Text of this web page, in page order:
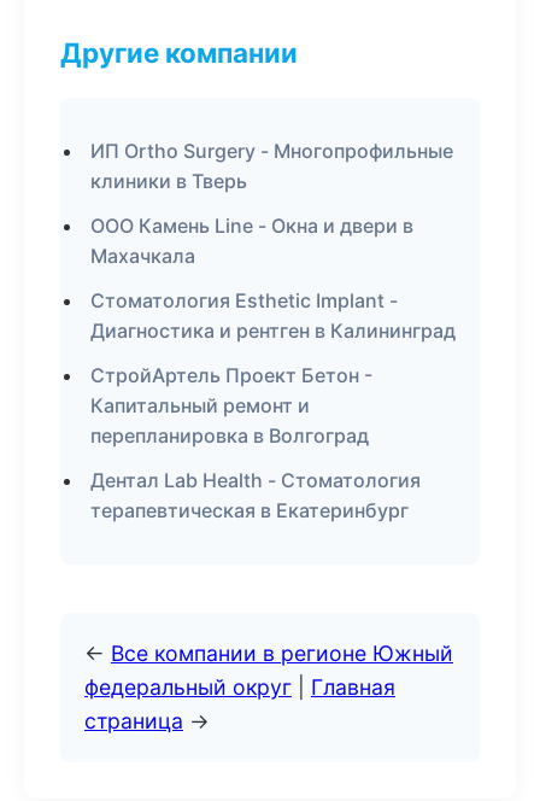
Другие компании
ИП Ortho Surgery - Многопрофильные
клиники в Тверь
ООО Камень Line - Окна и двери в
Махачкала
Стоматология Esthetic Implant -
Диагностика и рентген в Калининград
СтройАртель Проект Бетон -
Капитальный ремонт и
перепланировка в Волгоград
Дентал Lab Health - Стоматология
терапевтическая в Екатеринбург
← Все компании в регионе Южный
федеральный округ
Главная
страница →